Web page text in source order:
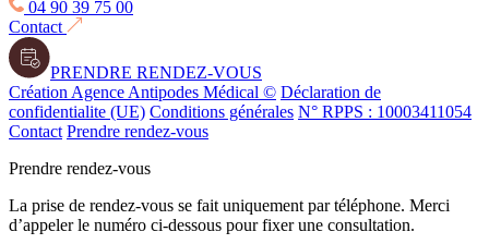
04 90 39 75 00
Contact
PRENDRE RENDEZ-VOUS
Création Agence Antipodes Médical © Déclaration de
confidentialite (UE) Conditions générales N° RPPS : 10003411054
Contact Prendre rendez-vous
Prendre rendez-vous
La prise de rendez-vous se fait uniquement par téléphone. Merci
d’appeler le numéro ci-dessous pour fixer une consultation.